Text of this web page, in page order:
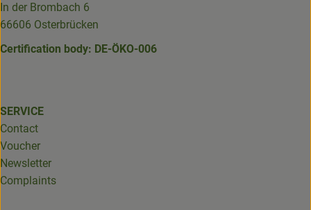
In der Brombach 6
66606 Osterbrücken
Certification body: DE-ÖKO-006
SERVICE
Contact
Voucher
Newsletter
Complaints